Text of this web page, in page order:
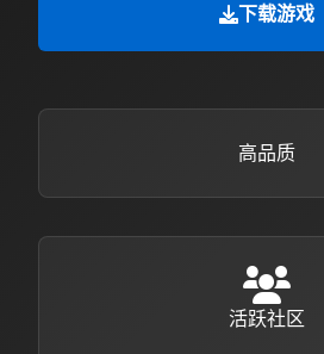
下载游戏
高品质
活跃社区